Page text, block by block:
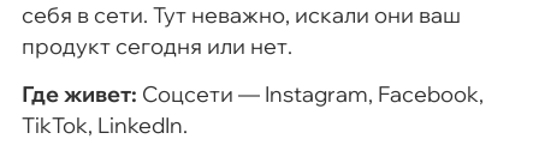
себя в сети. Тут неважно, искали они ваш
продукт сегодня или нет.
Где живет: Соцсети — Instagram, Facebook,
TikTok, LinkedIn.